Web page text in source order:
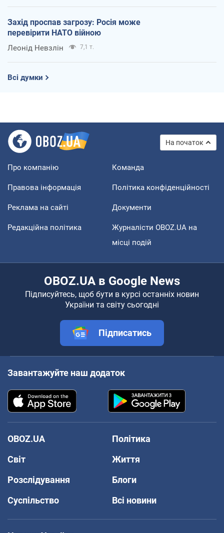
Захід проспав загрозу: Росія може
перевірити НАТО війною
Леонід Невзлін 7,1 т.
Всі думки
На початок
Про компанію Команда
Правова інформація Політика конфіденційності
Реклама на сайті Документи
Редакційна політика
Журналісти OBOZ.UA на
місці подій
OBOZ.UA в Google News
Підписуйтесь, щоб бути в курсі останніх новин
України та світу сьогодні
Підписатись
Завантажуйте наш додаток
OBOZ.UA
Політика
Світ
Життя
Розслідування
Блоги
Суспільство
Всі новини